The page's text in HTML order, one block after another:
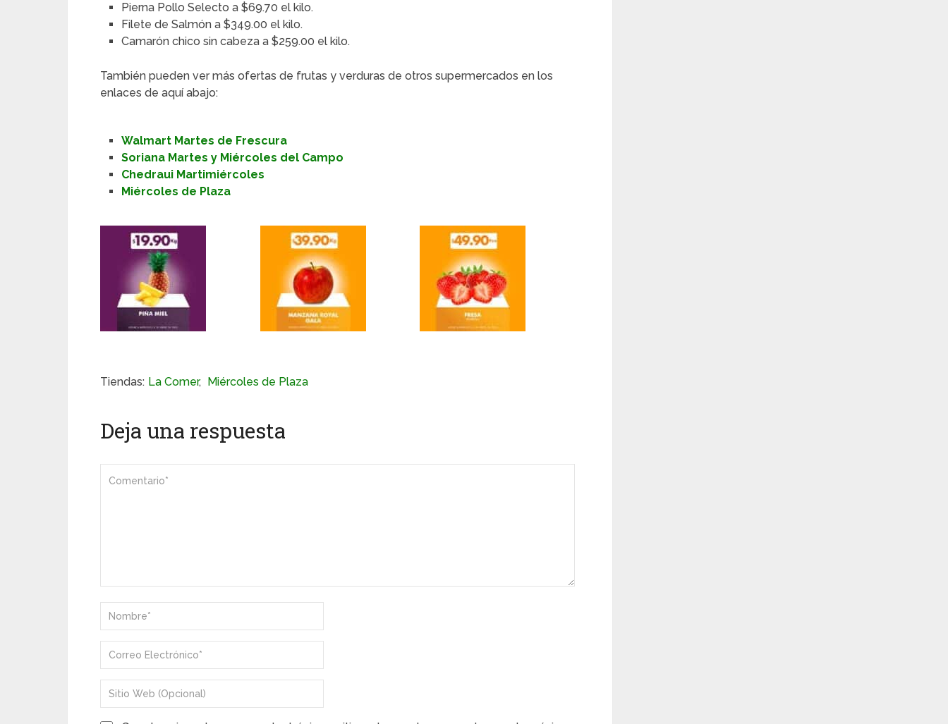
Pierna Pollo Selecto a $69.70 el kilo.
Filete de Salmón a $349.00 el kilo.
Camarón chico sin cabeza a $259.00 el kilo.
También pueden ver más ofertas de frutas y verduras de otros supermercados en los
enlaces de aquí abajo:
Walmart Martes de Frescura
Soriana Martes y Miércoles del Campo
Chedraui Martimiércoles
Miércoles de Plaza
Tiendas: La Comer, Miércoles de Plaza
Deja una respuesta